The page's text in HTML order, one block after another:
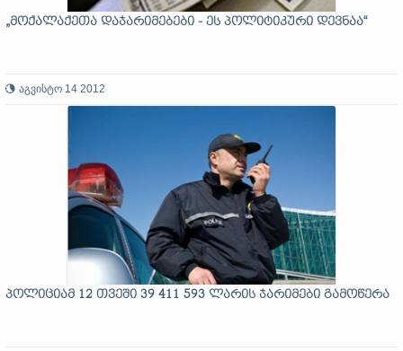
„მოქალაქეთა დაჯარიმებები - ეს პოლიტიკური დევნაა“
აგვისტო 14 2012
პოლიციამ 12 თვეში 39 411 593 ლარის ჯარიმები გამოწერა